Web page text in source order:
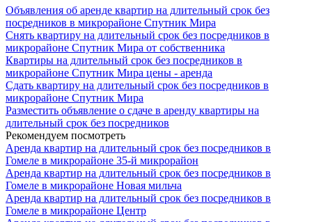
Объявления об аренде квартир на длительный срок без
посредников в микрорайоне Спутник Мира
Снять квартиру на длительный срок без посредников в
микрорайоне Спутник Мира от собственника
Квартиры на длительный срок без посредников в
микрорайоне Спутник Мира цены - аренда
Сдать квартиру на длительный срок без посредников в
микрорайоне Спутник Мира
Разместить объявление о сдаче в аренду квартиры на
длительный срок без посредников
Рекомендуем посмотреть
Аренда квартир на длительный срок без посредников в
Гомеле в микрорайоне 35-й микрорайон
Аренда квартир на длительный срок без посредников в
Гомеле в микрорайоне Новая мильча
Аренда квартир на длительный срок без посредников в
Гомеле в микрорайоне Центр